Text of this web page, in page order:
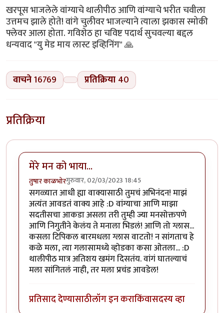
खरपूस भाजलेले वांग्याचे थालीपीठ आणि वांग्याचे भरीत चवीला
उत्तमच झाले होते! वांगे चुलीवर भाजल्याने त्याला झकास स्मोकी
फ्लेवर आला होता. गविशेठ हा चविष्ट पदार्थ सुचवल्या बद्दल
धन्यवाद "यु मेड माय लास्ट इव्हिनिंग" 🙏
वाचने16769 प्रतिक्रिया 40
प्रतिक्रिया
मेरे मन को भाया...
तुषार काळभोरगुरुवार, 02/03/2023 18:45
सगळ्यात आधी ह्या वाक्यासाठी तुमचं अभिनंदन! माझं
अत्यंत आवडतं वाक्य आहे :D वांग्याचा आणि माझा
सदतीसचा आकडा असला तरी तुम्ही ज्या मनसोक्तपणे
आणि निगुतीने केलंय ते मनाला भिडलं! आणि तो ग्लास...
कसला टिपिकल बारमधला ग्लास वाटतो! न सांगताच हे
कळे मला, त्या गलासामध्ये व्होडका कसा ओतला... :D
थालीपीठ मात्र अतिशय खमंग दिसतंय. वांगं घातल्याचं
मला सांगितलं नाही, तर मला प्रचंड आवडेल!
प्रतिसाद देण्यासाठीलॉग इन कराकिंवासदस्य व्हा